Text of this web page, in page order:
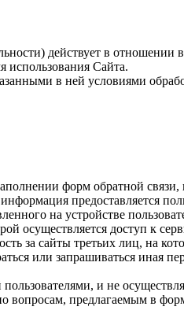
действует в
Cайта.
в ней условиями
форм обратной
предоставляется
на устройстве
осуществляется доступ к
за сайты третьих лиц, на
или запрашиваться иная
и не
вопросам, предлагаемым в